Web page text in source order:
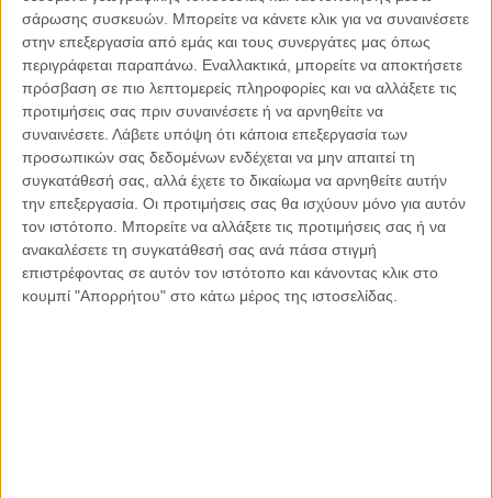
σάρωσης συσκευών. Μπορείτε να κάνετε κλικ για να συναινέσετε
στην επεξεργασία από εμάς και τους συνεργάτες μας όπως
περιγράφεται παραπάνω. Εναλλακτικά, μπορείτε να αποκτήσετε
πρόσβαση σε πιο λεπτομερείς πληροφορίες και να αλλάξετε τις
προτιμήσεις σας πριν συναινέσετε ή να αρνηθείτε να
συναινέσετε. Λάβετε υπόψη ότι κάποια επεξεργασία των
προσωπικών σας δεδομένων ενδέχεται να μην απαιτεί τη
συγκατάθεσή σας, αλλά έχετε το δικαίωμα να αρνηθείτε αυτήν
την επεξεργασία. Οι προτιμήσεις σας θα ισχύουν μόνο για αυτόν
τον ιστότοπο. Μπορείτε να αλλάξετε τις προτιμήσεις σας ή να
ανακαλέσετε τη συγκατάθεσή σας ανά πάσα στιγμή
επιστρέφοντας σε αυτόν τον ιστότοπο και κάνοντας κλικ στο
κουμπί "Απορρήτου" στο κάτω μέρος της ιστοσελίδας.
επενδύσεις διαρκείας με παραγωγική βάση και απασχόληση
προσωπικού. Γι αυτό κυριαρχούν οι ΄΄επενδύσεις΄΄ σε ΜΜΕ,
νομιμοποιημένο τζόγο, ναυτιλία, καύσιμα, επικοινωνίες και
ενέργεια. Καμία παραγωγή προϊόντων, καμία επένδυση που
να συνδυάζει υψηλή τεχνολογία και γεωργία, καμία
επένδυση για απασχόληση των νέων επιστημόνων που
περισσεύουν στη χώρα και σιγά-σιγά παίρνουν το δρόμο για
άλλες χώρες.
Η τελευταία είδηση της μεταφοράς της ιστορικής
βιομηχανίας PITSOS από την Ελλάδα στην Τουρκία δείχνει